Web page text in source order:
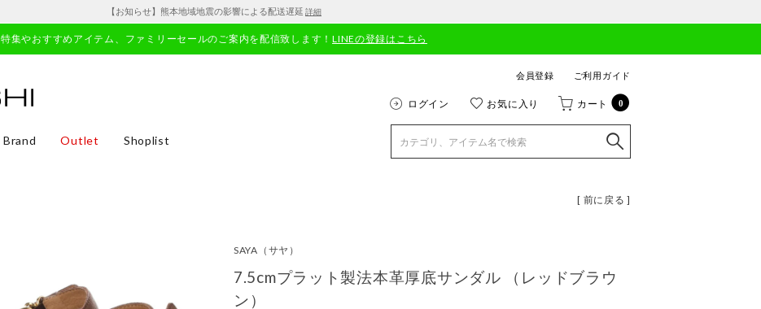
【お知らせ】熊本地域地震の影響による配送遅延 詳細
特集やおすすめアイテム、ファミリーセールのご案内を配信致します！LINEの登録はこちら
会員登録 ご利用ガイド
ログイン お気に入り カート 0
Brand Outlet Shoplist
[ 前に戻る ]
SAYA （サヤ）
7.5cmプラット製法本革厚底サンダル （レッドブラウ
ン）